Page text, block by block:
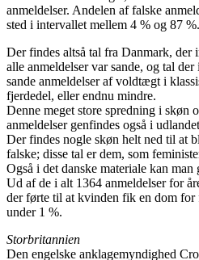
anmeldelser. Andelen af falske
sted i intervallet mellem 4 % og 87 %.
Der findes altså tal fra Danmark, der
alle anmeldelser var sande, og tal
sande anmeldelser af voldtægt i
fjerdedel, eller endnu mindre.
Denne meget store spredning i skøn
anmeldelser genfindes også i
Der findes nogle skøn helt ned til at
falske; disse tal er dem, som
Også i det danske materiale kan
Ud af de i alt 1364 anmeldelser for
der førte til at kvinden fik en dom for
under 1 %.
Storbritannien
Den engelske anklagemyndighed